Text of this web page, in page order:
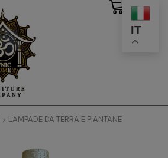
IT
LAMPADE DA TERRA E PIANTANE